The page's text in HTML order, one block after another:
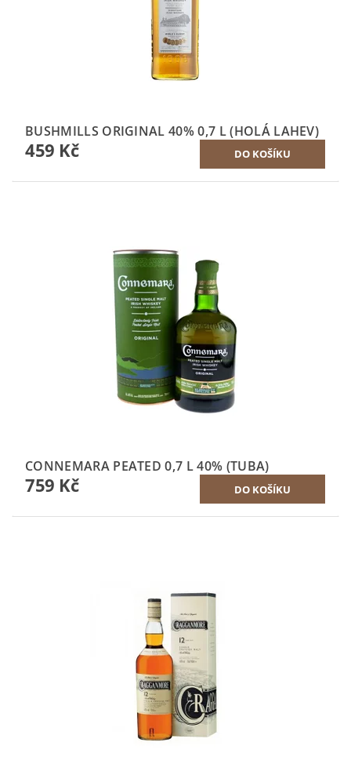
BUSHMILLS ORIGINAL 40% 0,7 L (HOLÁ LAHEV)
459 Kč
CONNEMARA PEATED 0,7 L 40% (TUBA)
759 Kč